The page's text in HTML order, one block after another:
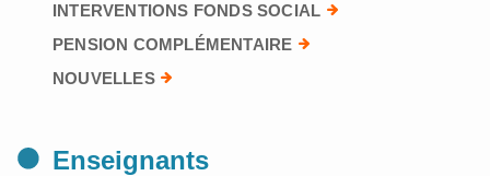
INTERVENTIONS FONDS SOCIAL
PENSION COMPLÉMENTAIRE
NOUVELLES
Enseignants